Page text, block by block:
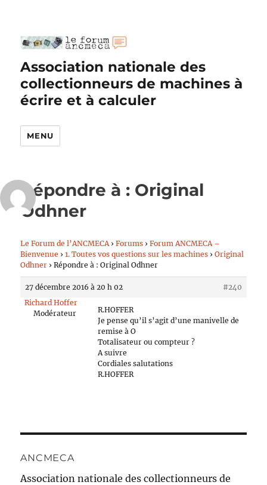
Association nationale des
collectionneurs de machines à
écrire et à calculer
MENU
Répondre à : Original
Odhner
Le Forum de l’ANCMECA › Forums › Forum ANCMECA –
Bienvenue › 1. Toutes vos questions sur les machines › Original
Odhner › Répondre à : Original Odhner
27 décembre 2016 à 20 h 02
#240
Richard Hoffer
Modérateur
R.HOFFER
Je pense qu’il s’agit d’une manivelle de
remise à O
Totalisateur ou compteur ?
A suivre
Cordiales salutations
R.HOFFER
ANCMECA
Association nationale des collectionneurs de